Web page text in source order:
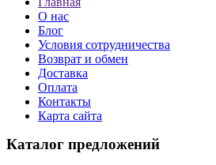
О нас
Блог
Условия сотрудничества
Возврат и обмен
Доставка
Оплата
Контакты
Карта сайта
Каталог предложений